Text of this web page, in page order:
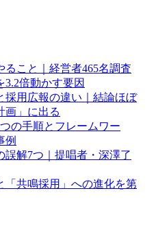
こと｜経営者465名調査
3.2倍動かす要因
採用広報の違い｜結論ほぼ
画」に出る
の手順とフレームワー
例
誤解7つ｜提唱者・深澤了
「共鳴採用」への進化を第